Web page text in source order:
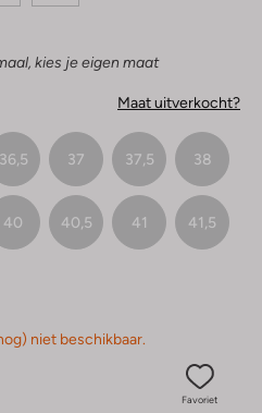
kies je eigen maat
Maat uitverkocht?
36,5 37 37,5 38
40 40,5 41 41,5
niet beschikbaar.
Favoriet